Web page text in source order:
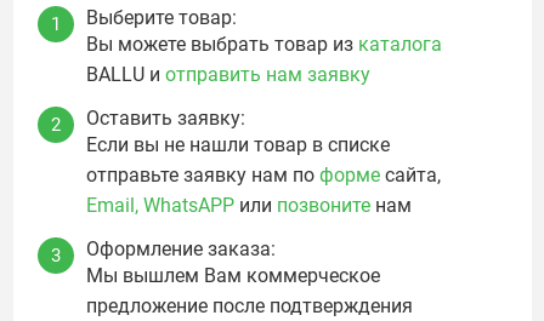
1
Выберите товар:
Вы можете выбрать товар из каталога
BALLU и отправить нам заявку
2
Оставить заявку:
Если вы не нашли товар в списке
отправьте заявку нам по формесайта,
Email, WhatsAPPили позвонитенам
3
Оформление заказа:
Мы вышлем Вам коммерческое
предложение после подтверждения